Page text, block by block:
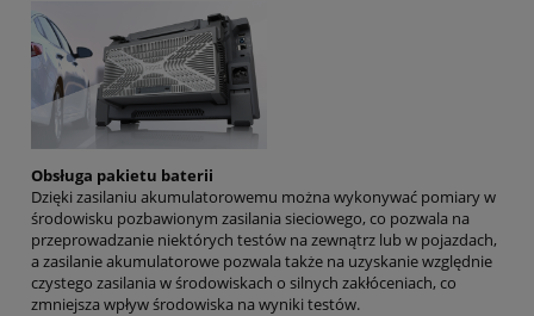
Obsługa pakietu baterii
Dzięki zasilaniu akumulatorowemu można wykonywać pomiary w
środowisku pozbawionym zasilania sieciowego, co pozwala na
przeprowadzanie niektórych testów na zewnątrz lub w pojazdach,
a zasilanie akumulatorowe pozwala także na uzyskanie względnie
czystego zasilania w środowiskach o silnych zakłóceniach, co
zmniejsza wpływ środowiska na wyniki testów.